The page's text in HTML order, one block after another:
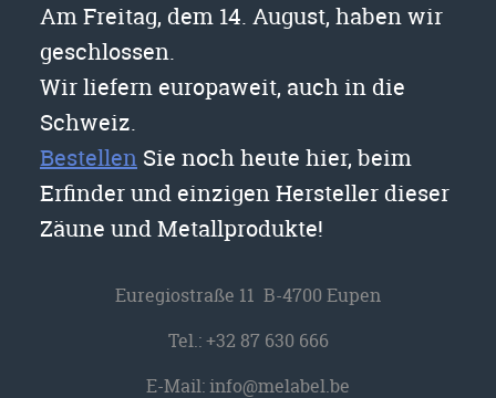
Am Freitag, dem 14. August, haben wir
geschlossen.
Wir liefern europaweit, auch in die
Schweiz.
Bestellen Sie noch heute hier, beim
Erfinder und einzigen Hersteller dieser
Zäune und Metallprodukte!
Euregiostraße 11 B-4700 Eupen
Tel.:+32 87 630 666
E-Mail:info@melabel.be